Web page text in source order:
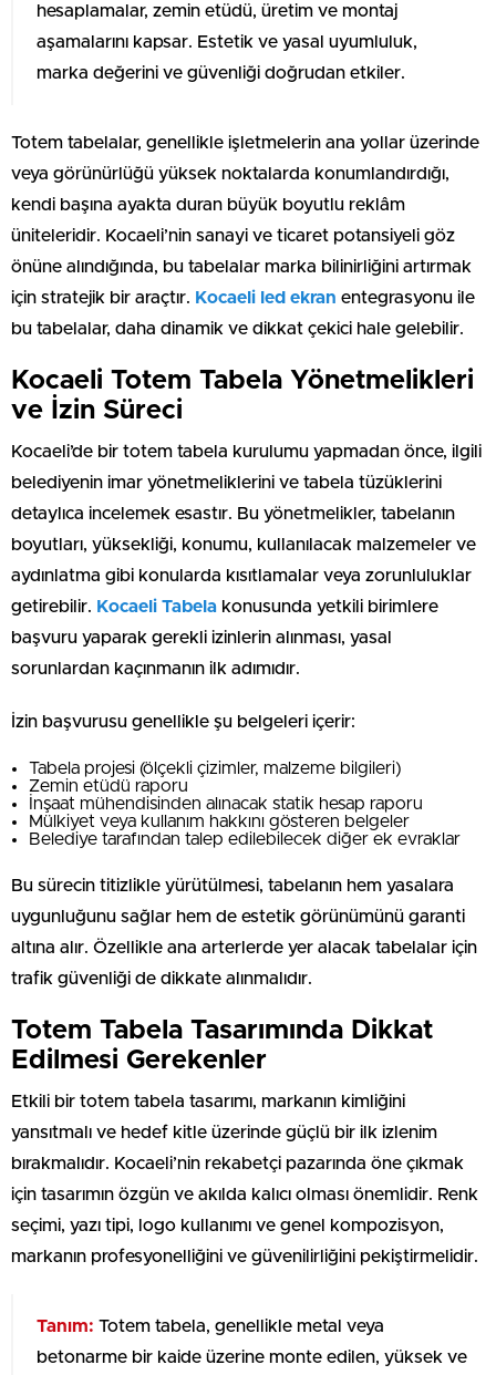
hesaplamalar, zemin etüdü, üretim ve montaj
aşamalarını kapsar. Estetik ve yasal uyumluluk,
marka değerini ve güvenliği doğrudan etkiler.
Totem tabelalar, genellikle işletmelerin ana yollar üzerinde
veya görünürlüğü yüksek noktalarda konumlandırdığı,
kendi başına ayakta duran büyük boyutlu reklâm
üniteleridir. Kocaeli’nin sanayi ve ticaret potansiyeli göz
önüne alındığında, bu tabelalar marka bilinirliğini artırmak
için stratejik bir araçtır. Kocaeli led ekran entegrasyonu ile
bu tabelalar, daha dinamik ve dikkat çekici hale gelebilir.
Kocaeli Totem Tabela Yönetmelikleri
ve İzin Süreci
Kocaeli’de bir totem tabela kurulumu yapmadan önce, ilgili
belediyenin imar yönetmeliklerini ve tabela tüzüklerini
detaylıca incelemek esastır. Bu yönetmelikler, tabelanın
boyutları, yüksekliği, konumu, kullanılacak malzemeler ve
aydınlatma gibi konularda kısıtlamalar veya zorunluluklar
getirebilir. Kocaeli Tabela konusunda yetkili birimlere
başvuru yaparak gerekli izinlerin alınması, yasal
sorunlardan kaçınmanın ilk adımıdır.
İzin başvurusu genellikle şu belgeleri içerir:
Tabela projesi (ölçekli çizimler, malzeme bilgileri)
Zemin etüdü raporu
İnşaat mühendisinden alınacak statik hesap raporu
Mülkiyet veya kullanım hakkını gösteren belgeler
Belediye tarafından talep edilebilecek diğer ek evraklar
Bu sürecin titizlikle yürütülmesi, tabelanın hem yasalara
uygunluğunu sağlar hem de estetik görünümünü garanti
altına alır. Özellikle ana arterlerde yer alacak tabelalar için
trafik güvenliği de dikkate alınmalıdır.
Totem Tabela Tasarımında Dikkat
Edilmesi Gerekenler
Etkili bir totem tabela tasarımı, markanın kimliğini
yansıtmalı ve hedef kitle üzerinde güçlü bir ilk izlenim
bırakmalıdır. Kocaeli’nin rekabetçi pazarında öne çıkmak
için tasarımın özgün ve akılda kalıcı olması önemlidir. Renk
seçimi, yazı tipi, logo kullanımı ve genel kompozisyon,
markanın profesyonelliğini ve güvenilirliğini pekiştirmelidir.
Tanım: Totem tabela, genellikle metal veya
betonarme bir kaide üzerine monte edilen, yüksek ve